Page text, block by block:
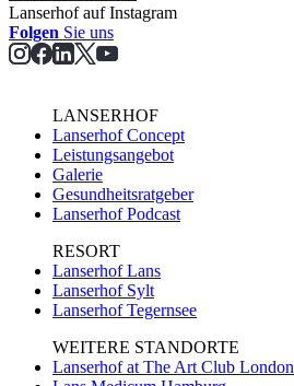
Lanserhof auf Instagram
Folgen Sie uns
LANSERHOF
Lanserhof Concept
Leistungsangebot
Galerie
Gesundheitsratgeber
Lanserhof Podcast
RESORT
Lanserhof Lans
Lanserhof Sylt
Lanserhof Tegernsee
WEITERE STANDORTE
Lanserhof at The Art Club London